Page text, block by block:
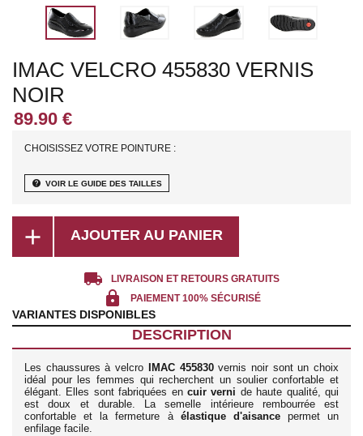
IMAC VELCRO 455830 VERNIS
NOIR
CHOISISSEZ VOTRE POINTURE :
help VOIR LE GUIDE DES TAILLES
add AJOUTER AU PANIER
local_shipping LIVRAISON ET RETOURS GRATUITS
lock PAIEMENT 100% SÉCURISÉ
VARIANTES DISPONIBLES
DESCRIPTION
Les chaussures à velcro IMAC 455830vernis noir sont un choix
idéal pour les femmes qui recherchent un soulier confortable et
élégant. Elles sont fabriquées en cuir verni de haute qualité, qui
est doux et durable. La semelle intérieure rembourrée est
confortable et la fermeture à élastique d'aisancepermet un
enfilage facile.